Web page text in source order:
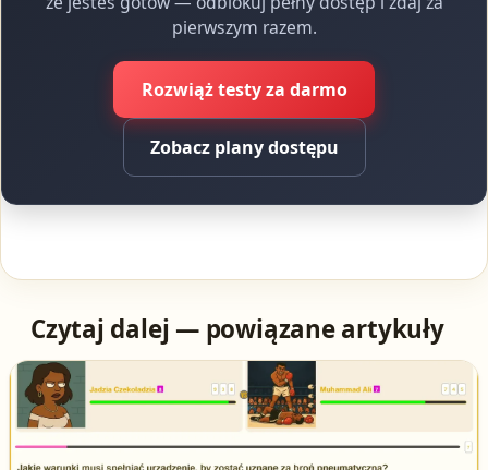
pierwszym razem.
Rozwiąż testy za darmo
Zobacz plany dostępu
Czytaj dalej — powiązane artykuły